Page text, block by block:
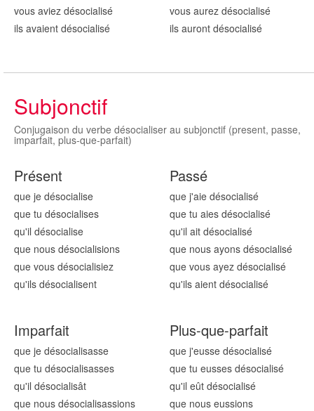
vous aviez désocialisé
ils avaient désocialisé
vous aurez désocialisé
ils auront désocialisé
Subjonctif
Conjugaison du verbe désocialiser au subjonctif (present, passe,
imparfait, plus-que-parfait)
Présent
que je désocialise
que tu désocialises
qu'il désocialise
que nous désocialisions
que vous désocialisiez
qu'ils désocialisent
Passé
que j'aie désocialisé
que tu aies désocialisé
qu'il ait désocialisé
que nous ayons désocialisé
que vous ayez désocialisé
qu'ils aient désocialisé
Imparfait
que je désocialisasse
que tu désocialisasses
qu'il désocialisât
que nous désocialisassions
Plus-que-parfait
que j'eusse désocialisé
que tu eusses désocialisé
qu'il eût désocialisé
que nous eussions